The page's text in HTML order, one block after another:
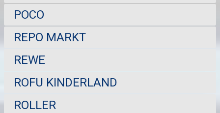
POCO
REPO MARKT
REWE
ROFU KINDERLAND
ROLLER